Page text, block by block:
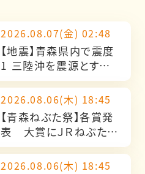
2026.08.07(金) 02:48
【地震】青森県内で震度
1 三陸沖を震源とする
最大震度1の地震が発
生 津波の心配なし
2026.08.06(木) 18:45
【青森ねぶた祭】各賞発
表 大賞にＪＲねぶた実
行プロジェクト「北海の
雄」
2026.08.06(木) 18:45